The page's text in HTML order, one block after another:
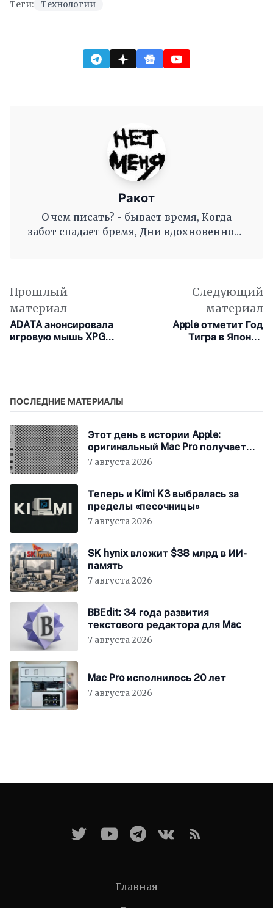
Теги: Технологии
Ракот
О чем писать? - бывает время, Когда
забот спадает бремя, Дни вдохновенного
Прошлый
материал
ADATA анонсировала
игровую мышь XPG
Следующий
материал
Apple отметит Год
Тигра в Японии
ПОСЛЕДНИЕ МАТЕРИАЛЫ
Этот день в истории Apple:
оригинальный Mac Pro получает
мощный процессор Intel
7 августа 2026
Теперь и Kimi K3 выбралась за
пределы «песочницы»
7 августа 2026
SK hynix вложит $38 млрд в ИИ-
память
7 августа 2026
BBEdit: 34 года развития
текстового редактора для Mac
7 августа 2026
Mac Pro исполнилось 20 лет
7 августа 2026
Главная